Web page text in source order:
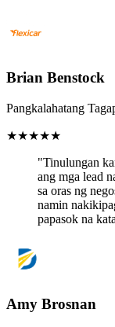
Brian Benstock
Pangkalahatang
★★★★★
"Tinulungan
ang mga lead
sa oras ng
namin
papasok na
Amy Brosnan